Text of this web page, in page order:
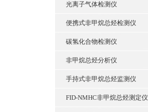
光离子气体检测仪
便携式非甲烷总烃检测仪
碳氢化合物检测仪
非甲烷总烃分析仪
手持式非甲烷总烃监测仪
FID-NMHC非甲烷总烃测定仪